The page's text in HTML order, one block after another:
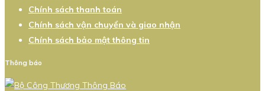
Chính sách thanh toán
Chính sách vận chuyển và giao nhận
Chính sách bảo mật thông tin
Thông báo